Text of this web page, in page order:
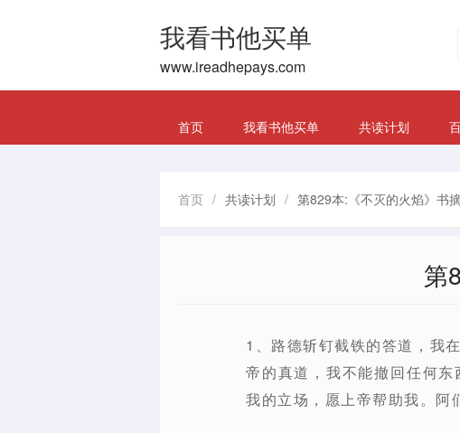
我看书他买单
www.ireadhepays.com
首页 我看书他买单 共读计划
首页 / 共读计划 / 第829本:《不灭的火焰》书
第
1、路德斩钉截铁的答道，我
帝的真道，我不能撤回任何
我的立场，愿上帝帮助我。